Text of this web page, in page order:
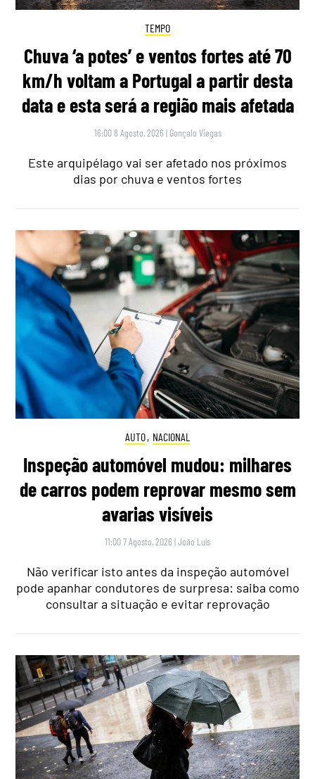
TEMPO
Chuva ‘a potes’ e ventos fortes até 70
km/h voltam a Portugal a partir desta
data e esta será a região mais afetada
16:00 8 Agosto, 2026 | Gonçalo Viegas
Este arquipélago vai ser afetado nos próximos
dias por chuva e ventos fortes
AUTO, NACIONAL
Inspeção automóvel mudou: milhares
de carros podem reprovar mesmo sem
avarias visíveis
11:00 7 Agosto, 2026 |João Luís
Não verificar isto antes da inspeção automóvel
pode apanhar condutores de surpresa: saiba como
consultar a situação e evitar reprovação